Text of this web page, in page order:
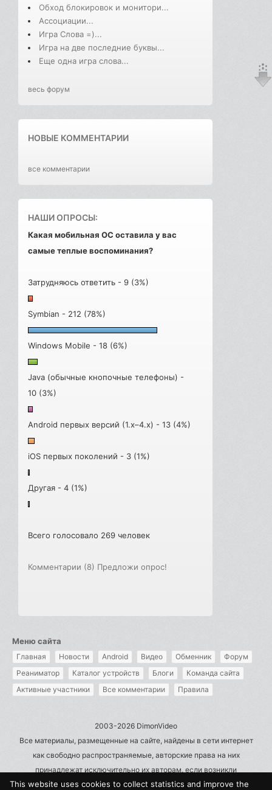
Обход блокировок и монитори...
Ассоциации...
Игра Слова =)...
Игра на две последние буквы...
Еще одна игра слова...
весь форум
НОВЫЕ КОММЕНТАРИИ
все комментарии
НАШИ ОПРОСЫ:
Какая мобильная ОС оставила у вас
самые теплые воспоминания?
Затрудняюсь ответить - 9 (3%)
Symbian - 212 (78%)
Windows Mobile - 18 (6%)
Java (обычные кнопочные телефоны) -
10 (3%)
Android первых версий (1.x–4.x) - 13 (4%)
iOS первых поколений - 3 (1%)
Другая - 4 (1%)
Всего голосовало 269 человек
Комментарии (8) Предложи опрос!
Меню сайта
Главная Новости Android Видео Обменник
Форум
Реаниматор
Каталог устройств Блоги
Команда сайта
Активные участники
Все комментарии Правила
2003-2026 DimonVideo
Все материалы, размещенные на сайте, найдены в сети интернет
как свободно распространяемые, авторские права на них
принадлежат исключительно их авторам, если возникли
претензии - пишите на admin@dimonvideo.ru
This website uses cookies to collect statistics and improve the